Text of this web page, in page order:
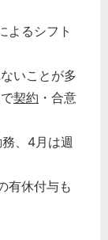
よるシフト
いことが多
契約 ・合意
、4月は週
有休付与も